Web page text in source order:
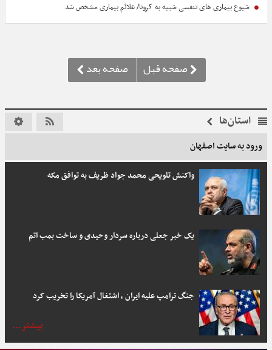
شیوع بیماری‌ های تنفسی شبیه به کرونا/ علائم بیماری مشخص شد
استان‌ها
ورود به سایت اصفهان
واکنش تلویحی محمد جواد ظریف به توافق مکه
یک خبر جعلی درباره سردار وحیدی و ساخت بمب اتم
جنگ ترامپ علیه ایران ، اشتغال آمریکا را تخریب کرد
بیشتر